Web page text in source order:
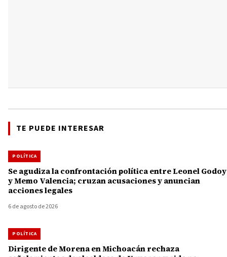
TE PUEDE INTERESAR
POLÍTICA
Se agudiza la confrontación política entre Leonel Godoy
y Memo Valencia; cruzan acusaciones y anuncian
acciones legales
6 de agosto de 2026
POLÍTICA
Dirigente de Morena en Michoacán rechaza